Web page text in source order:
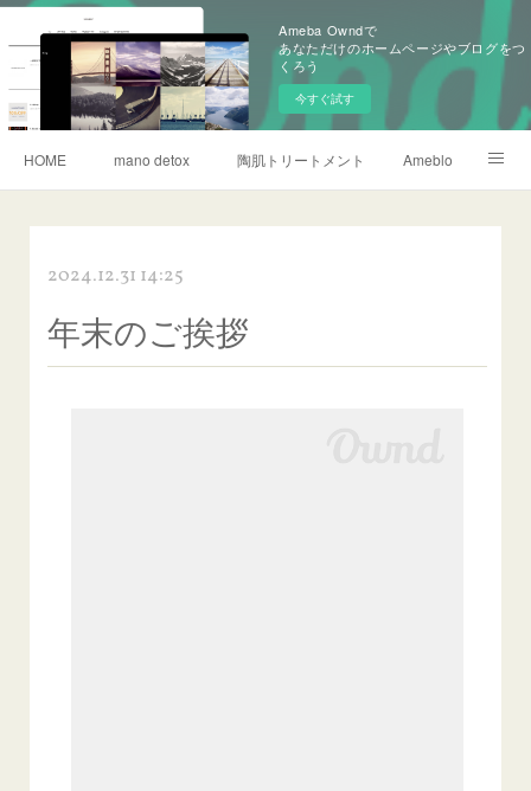
Ameba Owndで
あなただけのホームページやブログをつ
くろう
今すぐ試す
HOME mano detox 陶肌トリートメント Ameblo
2024.12.31 14:25
年末のご挨拶